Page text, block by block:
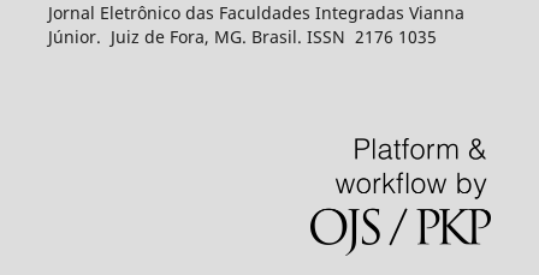
Jornal Eletrônico das Faculdades Integradas Vianna
Júnior. Juiz de Fora, MG. Brasil. ISSN 2176 1035